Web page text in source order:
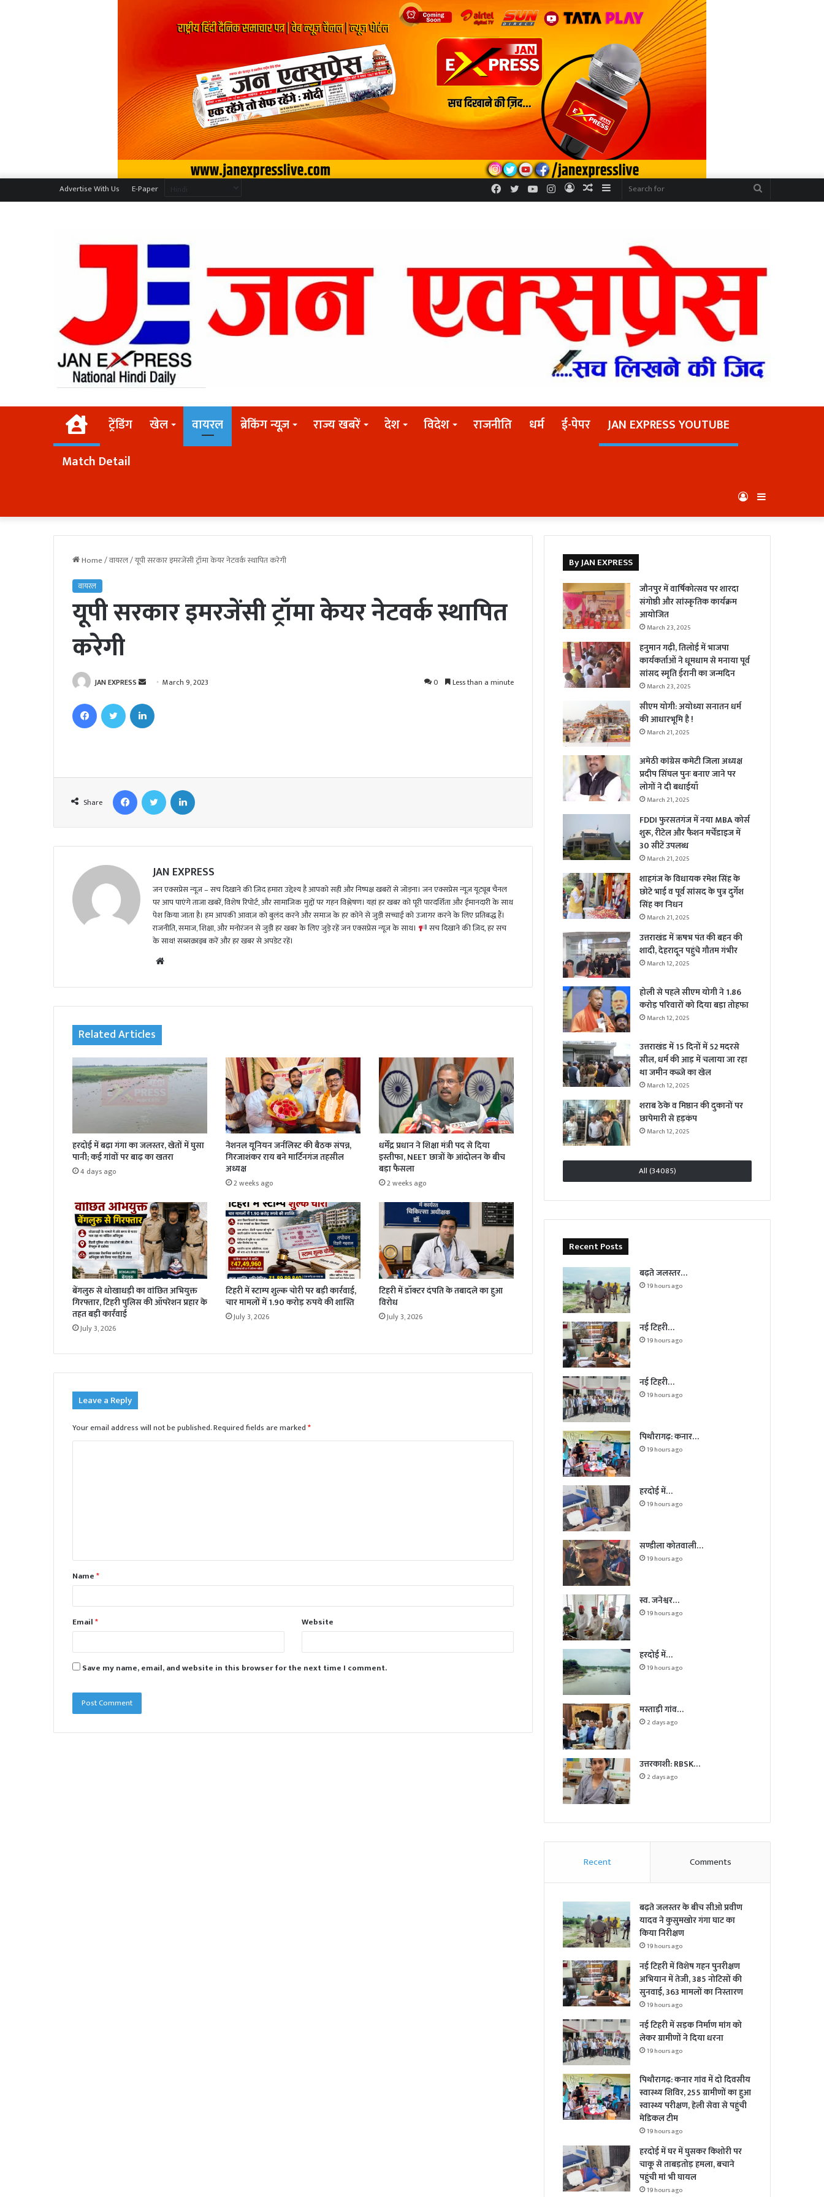
Advertise With Us E-Paper Sidebar
Random
Log
Instagram
YouTube
Twitter
Facebook
Homeट्रेंडिंग खेल वायरल ब्रेकिंग न्यूज़ राज्य खबरें देश विदेश राजनीति धर्म ई-पेपर
JAN EXPRESS YOUTUBE
Match Detail
Log
In
Home/वायरल/यूपी सरकार इमरजेंसी ट्रॉमा केयर नेटवर्क स्थापित करेगी
वायरल
यूपी सरकार इमरजेंसी ट्रॉमा केयर नेटवर्क स्थापित
करेगी
JAN EXPRESS
d
i
l
March 9, 2023 0 Less than a minute
Share
JAN EXPRESS
जन एक्सप्रेस न्यूज़ – सच दिखाने की ज़िद हमारा उद्देश्य है आपको सही और निष्पक्ष खबरों से जोड़ना। जन एक्सप्रेस न्यूज़ यूट्यूब चैनल
पर आप पाएंगे ताजा खबरें, विशेष रिपोर्ट, और सामाजिक मुद्दों पर गहन विश्लेषण। यहां हर खबर को पूरी पारदर्शिता और ईमानदारी के साथ
पेश किया जाता है। हम आपकी आवाज़ को बुलंद करने और समाज के हर कोने से जुड़ी सच्चाई को उजागर करने के लिए प्रतिबद्ध हैं।
राजनीति, समाज, शिक्षा, और मनोरंजन से जुड़ी हर खबर के लिए जुड़े रहें जन एक्सप्रेस न्यूज़ के साथ।
सच दिखाने की ज़िद, हर सच
के साथ! सब्सक्राइब करें और हर खबर से अपडेट रहें।
te
Related Articles
हरदोई में बढ़ा गंगा का जलस्तर, खेतों में घुसा
पानी; कई गांवों पर बाढ़ का खतरा
4 days ago
नेशनल यूनियन जर्नलिस्ट की बैठक संपन्न,
गिरजाशंकर राय बने मार्टिनगंज तहसील
अध्यक्ष
2 weeks ago
धर्मेंद्र प्रधान ने शिक्षा मंत्री पद से दिया
इस्तीफा, NEET छात्रों के आंदोलन के बीच
बड़ा फैसला
2 weeks ago
बेंगलुरु से धोखाधड़ी का वांछित अभियुक्त
गिरफ्तार, टिहरी पुलिस की ऑपरेशन प्रहार के
तहत बड़ी कार्रवाई
July 3, 2026
टिहरी में स्टाम्प शुल्क चोरी पर बड़ी कार्रवाई,
चार मामलों में 1.90 करोड़ रुपये की शास्ति
July 3, 2026
टिहरी में डॉक्टर दंपति के तबादले का हुआ
विरोध
July 3, 2026
Leave a Reply
Your email address will not be published.Required fields are marked*
t
*Name*
Email* Website
Save my name, email, and website in this browser for the next time I comment.
By JAN EXPRESS
जौनपुर में वार्षिकोत्सव पर शारदा
संगोष्ठी और सांस्कृतिक कार्यक्रम
आयोजित
March 23, 2025
हनुमान गढ़ी, तिलोई में भाजपा
कार्यकर्ताओं ने धूमधाम से मनाया पूर्व
सांसद स्मृति ईरानी का जन्मदिन
March 23, 2025
सीएम योगी: अयोध्या सनातन धर्म
की आधारभूमि है !
March 21, 2025
अमेठी कांग्रेस कमेटी जिला अध्यक्ष
प्रदीप सिंघल पुनः बनाए जाने पर
लोगों ने दी बधाईयाँ
March 21, 2025
FDDI फुरसतगंज में नया MBA कोर्स
शुरू, रीटेल और फैशन मर्चेंडाइज में
30 सीटें उपलब्ध
March 21, 2025
शाहगंज के विधायक रमेश सिंह के
छोटे भाई व पूर्व सांसद के पुत्र दुर्गेश
सिंह का निधन
March 21, 2025
उत्तराखंड में ऋषभ पंत की बहन की
शादी, देहरादून पहुंचे गौतम गंभीर
March 12, 2025
होली से पहले सीएम योगी ने 1.86
करोड़ परिवारों को दिया बड़ा तोहफा
March 12, 2025
उत्तराखंड में 15 दिनों में 52 मदरसे
सील, धर्म की आड़ में चलाया जा रहा
था जमीन कब्जे का खेल
March 12, 2025
शराब ठेके व मिष्ठान की दुकानों पर
छापेमारी से हड़कंप
March 12, 2025
All (34085)
Recent Posts
बढ़ते जलस्तर…
19 hours ago
नई टिहरी…
19 hours ago
नई टिहरी…
19 hours ago
पिथौरागढ़: कनार…
19 hours ago
हरदोई में…
19 hours ago
सण्डीला कोतवाली…
19 hours ago
स्व. जनेश्वर…
19 hours ago
हरदोई में…
19 hours ago
मस्ताड़ी गांव…
2 days ago
उत्तरकाशी: RBSK…
2 days ago
Recent Comments
बढ़ते जलस्तर के बीच सीओ प्रवीण
यादव ने कुसुमखोर गंगा घाट का
किया निरीक्षण
19 hours ago
नई टिहरी में विशेष गहन पुनरीक्षण
अभियान में तेजी, 385 नोटिसों की
सुनवाई, 363 मामलों का निस्तारण
19 hours ago
नई टिहरी में सड़क निर्माण मांग को
लेकर ग्रामीणों ने दिया धरना
19 hours ago
पिथौरागढ़: कनार गांव में दो दिवसीय
स्वास्थ्य शिविर, 255 ग्रामीणों का हुआ
स्वास्थ्य परीक्षण, हेली सेवा से पहुंची
मेडिकल टीम
19 hours ago
हरदोई में घर में घुसकर किशोरी पर
चाकू से ताबड़तोड़ हमला, बचाने
पहुंची मां भी घायल
19 hours ago